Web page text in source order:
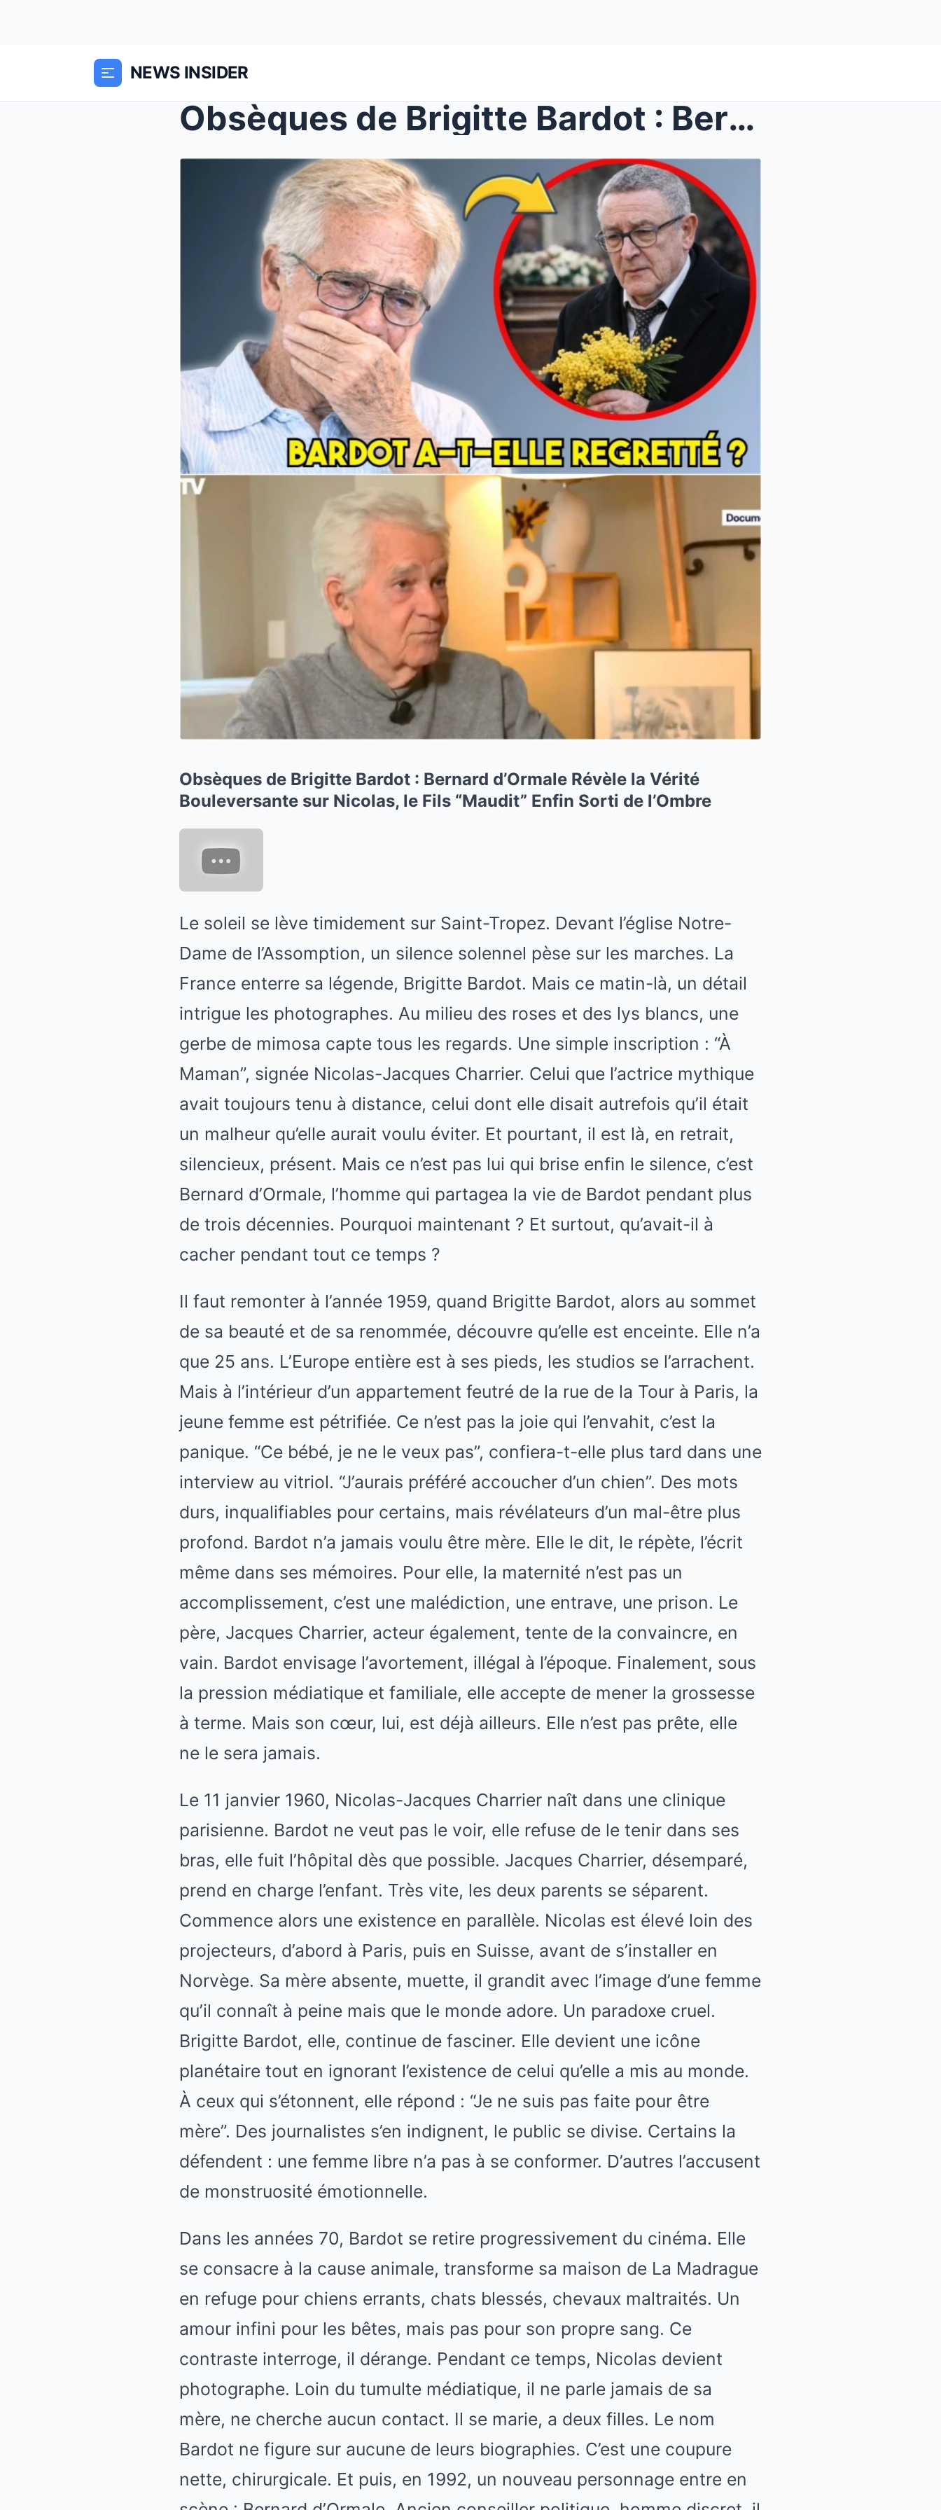
NEWS INSIDER
Obsèques de Brigitte Bardot : Bernard d’Ormale Rév...
Obsèques de Brigitte Bardot : Bernard d’Ormale Révèle la Vérité
Bouleversante sur Nicolas, le Fils “Maudit” Enfin Sorti de l’Ombre
Le soleil se lève timidement sur Saint-Tropez. Devant l’église Notre-
Dame de l’Assomption, un silence solennel pèse sur les marches. La
France enterre sa légende, Brigitte Bardot. Mais ce matin-là, un détail
intrigue les photographes. Au milieu des roses et des lys blancs, une
gerbe de mimosa capte tous les regards. Une simple inscription : “À
Maman”, signée Nicolas-Jacques Charrier. Celui que l’actrice mythique
avait toujours tenu à distance, celui dont elle disait autrefois qu’il était
un malheur qu’elle aurait voulu éviter. Et pourtant, il est là, en retrait,
silencieux, présent. Mais ce n’est pas lui qui brise enfin le silence, c’est
Bernard d’Ormale, l’homme qui partagea la vie de Bardot pendant plus
de trois décennies. Pourquoi maintenant ? Et surtout, qu’avait-il à
cacher pendant tout ce temps ?
Il faut remonter à l’année 1959, quand Brigitte Bardot, alors au sommet
de sa beauté et de sa renommée, découvre qu’elle est enceinte. Elle n’a
que 25 ans. L’Europe entière est à ses pieds, les studios se l’arrachent.
Mais à l’intérieur d’un appartement feutré de la rue de la Tour à Paris, la
jeune femme est pétrifiée. Ce n’est pas la joie qui l’envahit, c’est la
panique. “Ce bébé, je ne le veux pas”, confiera-t-elle plus tard dans une
interview au vitriol. “J’aurais préféré accoucher d’un chien”. Des mots
durs, inqualifiables pour certains, mais révélateurs d’un mal-être plus
profond. Bardot n’a jamais voulu être mère. Elle le dit, le répète, l’écrit
même dans ses mémoires. Pour elle, la maternité n’est pas un
accomplissement, c’est une malédiction, une entrave, une prison. Le
père, Jacques Charrier, acteur également, tente de la convaincre, en
vain. Bardot envisage l’avortement, illégal à l’époque. Finalement, sous
la pression médiatique et familiale, elle accepte de mener la grossesse
à terme. Mais son cœur, lui, est déjà ailleurs. Elle n’est pas prête, elle
ne le sera jamais.
Le 11 janvier 1960, Nicolas-Jacques Charrier naît dans une clinique
parisienne. Bardot ne veut pas le voir, elle refuse de le tenir dans ses
bras, elle fuit l’hôpital dès que possible. Jacques Charrier, désemparé,
prend en charge l’enfant. Très vite, les deux parents se séparent.
Commence alors une existence en parallèle. Nicolas est élevé loin des
projecteurs, d’abord à Paris, puis en Suisse, avant de s’installer en
Norvège. Sa mère absente, muette, il grandit avec l’image d’une femme
qu’il connaît à peine mais que le monde adore. Un paradoxe cruel.
Brigitte Bardot, elle, continue de fasciner. Elle devient une icône
planétaire tout en ignorant l’existence de celui qu’elle a mis au monde.
À ceux qui s’étonnent, elle répond : “Je ne suis pas faite pour être
mère”. Des journalistes s’en indignent, le public se divise. Certains la
défendent : une femme libre n’a pas à se conformer. D’autres l’accusent
de monstruosité émotionnelle.
Dans les années 70, Bardot se retire progressivement du cinéma. Elle
se consacre à la cause animale, transforme sa maison de La Madrague
en refuge pour chiens errants, chats blessés, chevaux maltraités. Un
amour infini pour les bêtes, mais pas pour son propre sang. Ce
contraste interroge, il dérange. Pendant ce temps, Nicolas devient
photographe. Loin du tumulte médiatique, il ne parle jamais de sa
mère, ne cherche aucun contact. Il se marie, a deux filles. Le nom
Bardot ne figure sur aucune de leurs biographies. C’est une coupure
nette, chirurgicale. Et puis, en 1992, un nouveau personnage entre en